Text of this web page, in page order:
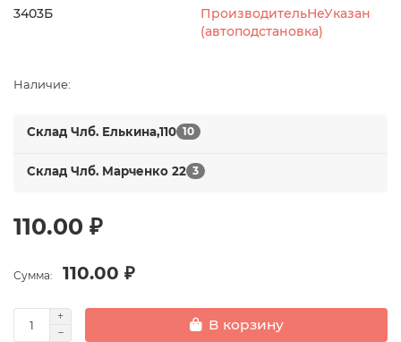
3403Б
ПроизводительНеУказан
(автоподстановка)
Наличие:
Склад Члб. Елькина,110 10
Склад Члб. Марченко 22 3
110.00 ₽
Сумма: 110.00 ₽
В корзину